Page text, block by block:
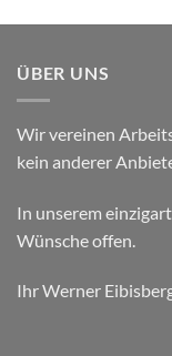
ÜBER UNS
Wir vereinen
kein anderer
In unserem
Wünsche offen.
Ihr Werner